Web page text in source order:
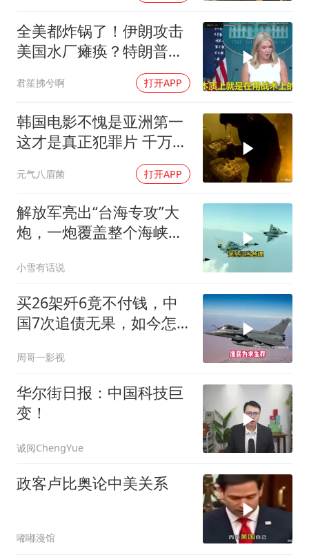
全美都炸锅了！伊朗攻击
美国水厂瘫痪？特朗普却
君笙拂兮啊 打开APP
韩国电影不愧是亚洲第一
这才是真正犯罪片 千万不
元气八眉菌 打开APP
解放军亮出“台海专攻”大
炮，一炮覆盖整个海峡，
小雪有话说
买26架歼6竟不付钱，中
国7次追债无果，如今怎
周哥一影视
华尔街日报：中国科技巨
变！
诚阅ChengYue
政客卢比奥论中美关系
嘟嘟漫馆